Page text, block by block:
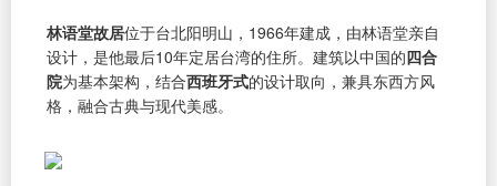
林语堂故居位于台北阳明山，1966年建成，由林语堂亲自
设计，是他最后10年定居台湾的住所。建筑以中国的四合
院为基本架构，结合西班牙式的设计取向，兼具东西方风
格，融合古典与现代美感。